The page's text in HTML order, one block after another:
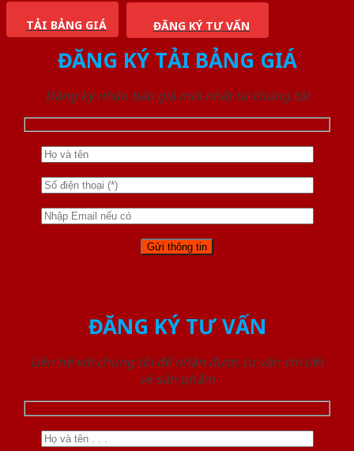
TẢI BẢNG GIÁ ĐĂNG KÝ TƯ VẤN
ĐĂNG KÝ TẢI BẢNG GIÁ
Đăng ký nhận báo giá mới nhất từ chúng tôi
ĐĂNG KÝ TƯ VẤN
Liên hệ với chúng tôi để nhận được tư vấn chi tiết
về sản phẩm